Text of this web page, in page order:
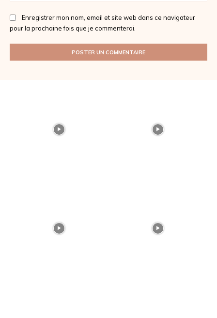
Enregistrer mon nom, email et site web dans ce navigateur
pour la prochaine fois que je commenterai.